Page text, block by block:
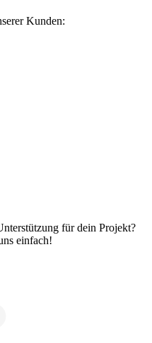
Kunden:
für dein Projekt?
einfach!